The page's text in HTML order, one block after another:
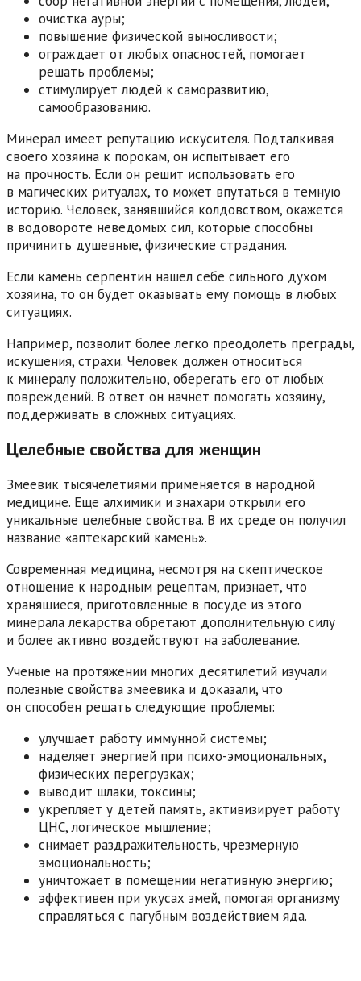
очистка ауры;
повышение физической выносливости;
ограждает от любых опасностей, помогает
решать проблемы;
стимулирует людей к саморазвитию,
самообразованию.
Минерал имеет репутацию искусителя. Подталкивая
своего хозяина к порокам, он испытывает его
на прочность. Если он решит использовать его
в магических ритуалах, то может впутаться в темную
историю. Человек, занявшийся колдовством, окажется
в водовороте неведомых сил, которые способны
причинить душевные, физические страдания.
Если камень серпентин нашел себе сильного духом
хозяина, то он будет оказывать ему помощь в любых
ситуациях.
Например, позволит более легко преодолеть преграды,
искушения, страхи. Человек должен относиться
к минералу положительно, оберегать его от любых
повреждений. В ответ он начнет помогать хозяину,
поддерживать в сложных ситуациях.
Целебные свойства для женщин
Змеевик тысячелетиями применяется в народной
медицине. Еще алхимики и знахари открыли его
уникальные целебные свойства. В их среде он получил
название «аптекарский камень».
Современная медицина, несмотря на скептическое
отношение к народным рецептам, признает, что
хранящиеся, приготовленные в посуде из этого
минерала лекарства обретают дополнительную силу
и более активно воздействуют на заболевание.
Ученые на протяжении многих десятилетий изучали
полезные свойства змеевика и доказали, что
он способен решать следующие проблемы:
улучшает работу иммунной системы;
наделяет энергией при психо-эмоциональных,
физических перегрузках;
выводит шлаки, токсины;
укрепляет у детей память, активизирует работу
ЦНС, логическое мышление;
снимает раздражительность, чрезмерную
эмоциональность;
уничтожает в помещении негативную энергию;
эффективен при укусах змей, помогая организму
справляться с пагубным воздействием яда.